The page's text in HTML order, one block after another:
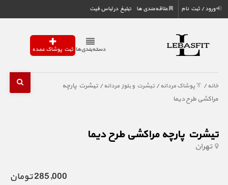
ورود / ثبت نام علاقه‌مندی ها تبلیغ در لباس فیت
دسته‌بندی‌ها ثبت پوشاک عمده
خانه / 👔 پوشاک مردانه /تیشرت و بلوز مردانه / تیشرت پارچه
مراکشی طرح دیما
تیشرت پارچه مراکشی طرح دیما
تهران
285,000 تومان